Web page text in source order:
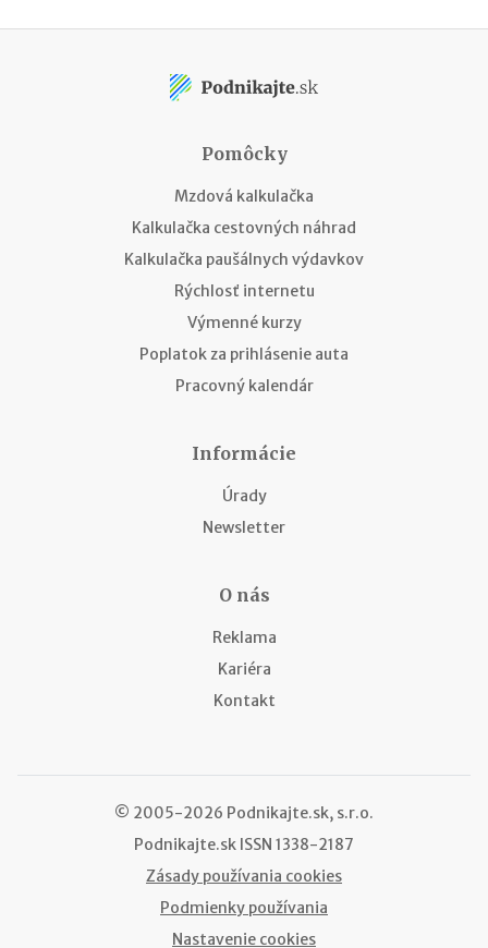
Pomôcky
Mzdová kalkulačka
Kalkulačka cestovných náhrad
Kalkulačka paušálnych výdavkov
Rýchlosť internetu
Výmenné kurzy
Poplatok za prihlásenie auta
Pracovný kalendár
Informácie
Úrady
Newsletter
O nás
Reklama
Kariéra
Kontakt
© 2005-2026 Podnikajte.sk, s.r.o.
Podnikajte.sk ISSN 1338-2187
Zásady používania cookies
Podmienky používania
Nastavenie cookies